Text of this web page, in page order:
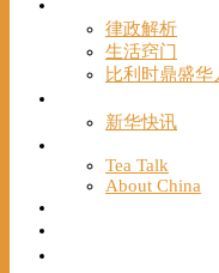
律政解析
生活窍门
比利时鼎盛
新华快讯
Tea Talk
About China